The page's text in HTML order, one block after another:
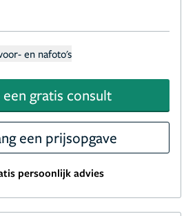
en nafoto's
een gratis consult
een prijsopgave
persoonlijk advies